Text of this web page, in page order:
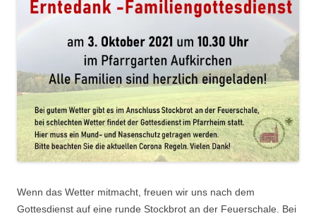
Wenn das Wetter mitmacht, freuen wir uns nach dem
Gottesdienst auf eine runde Stockbrot an der Feuerschale. Bei